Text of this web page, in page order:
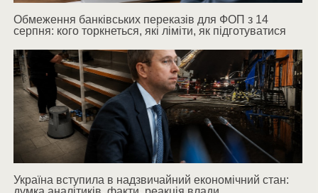
Обмеження банківських переказів для ФОП з 14
серпня: кого торкнеться, які ліміти, як підготуватися
Україна вступила в надзвичайний економічний стан: